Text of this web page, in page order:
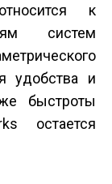
к
систем
удобства и
быстроты
остается